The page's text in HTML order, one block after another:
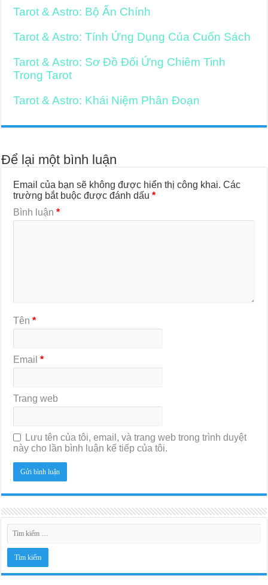
Tarot & Astro: Bộ Ẩn Chính
Tarot & Astro: Tính Ứng Dụng Của Cuốn Sách
Tarot & Astro: Sơ Đồ Đối Ứng Chiêm Tinh
Trong Tarot
Tarot & Astro: Khái Niệm Phân Đoạn
Để lại một bình luận
Email của bạn sẽ không được hiển thị công khai. Các
trường bắt buộc được đánh dấu*
Bình luận*
Tên*
Email*
Trang web
Lưu tên của tôi, email, và trang web trong trình duyệt
này cho lần bình luận kế tiếp của tôi.